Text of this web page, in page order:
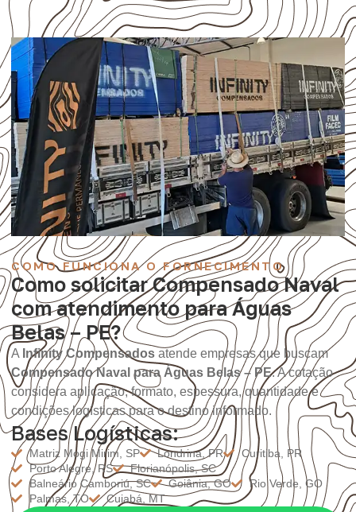
COMO FUNCIONA O FORNECIMENTO
Como solicitar Compensado Naval
com atendimento para Águas
Belas – PE?
A Infinity Compensados atende empresas que buscam
Compensado Naval para Águas Belas – PE. A cotação
considera aplicação, formato, espessura, quantidade e
condições logísticas para o destino informado.
Bases Logísticas:
Matriz Mogi Mirim, SP Londrina, PR
Curitiba, PR
Porto Alegre, RS
Florianópolis, SC
Balneário Camboriú, SC
Goiânia, GO
Rio Verde, GO
Palmas, TO
Cuiabá, MT